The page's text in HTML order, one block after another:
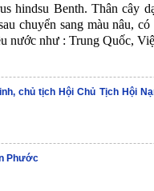
hindsu Benth. Thân cây
chuyển sang màu nâu,
nước như : Trung Quốc,
chủ tịch Hội Chủ Tịch Hội
Phước